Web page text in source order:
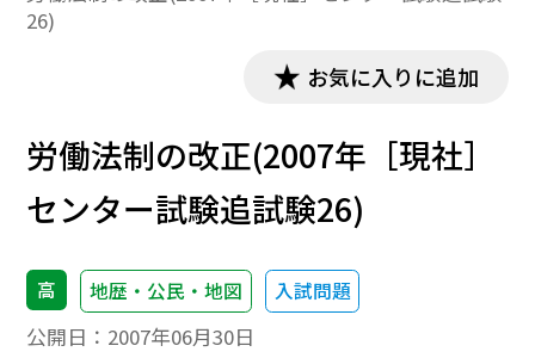
26)
お気に入りに追加
労働法制の改正(2007年［現社］
センター試験追試験26)
高 地歴・公民・地図 入試問題
公開日： 2007年06月30日